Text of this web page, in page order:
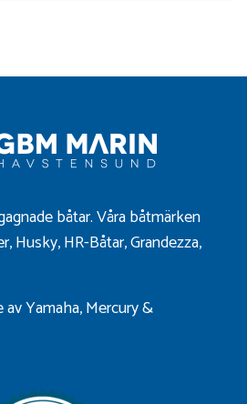
båtar. Våra båtmärken
,Husky,HR-Båtar,Grandezza,
Yamaha, Mercury &